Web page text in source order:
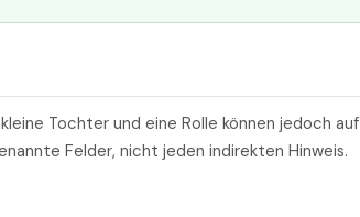
Tochter und eine Rolle können jedoch auf
Felder, nicht jeden indirekten Hinweis.